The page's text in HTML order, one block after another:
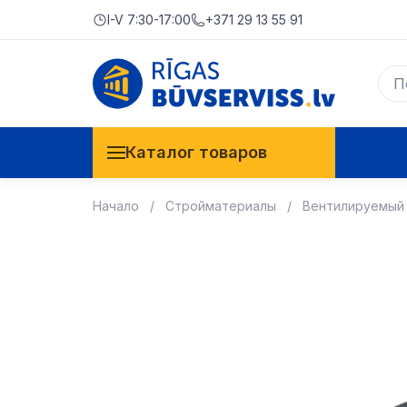
I-V 7:30-17:00 +371 29 13 55 91
Каталог товаров
Начало Стройматериалы